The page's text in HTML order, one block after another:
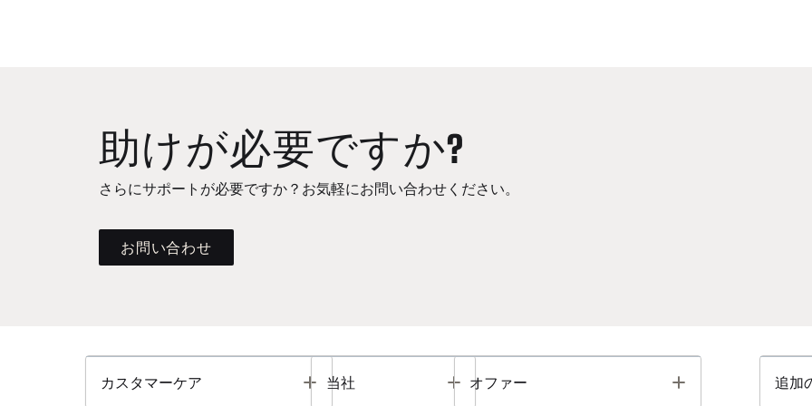
助けが必要ですか?
さらにサポートが必要ですか？お気軽にお問い合わせください。
お問い合わせ
カスタマーケア Toggle
当社 Toggle
オファー Toggle 追加